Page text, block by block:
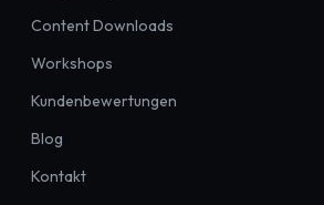
Content Downloads
Workshops
Kundenbewertungen
Blog
Kontakt